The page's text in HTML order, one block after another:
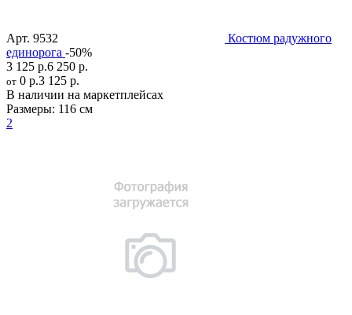
Арт. 9532
Костюм радужного
единорога -50%
3 125 р.6 250 р.
от 0 р.3 125 р.
В наличии на маркетплейсах
Размеры: 116 см
2